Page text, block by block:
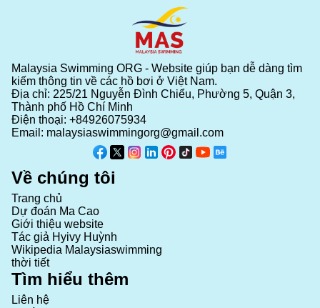
Malaysia Swimming ORG - Website giúp bạn dễ dàng tìm
kiếm thông tin về các hồ bơi ở Việt Nam.
Địa chỉ: 225/21 Nguyễn Đình Chiểu, Phường 5, Quận 3,
Thành phố Hồ Chí Minh
Điện thoại: +84926075934
Email: malaysiaswimmingorg@gmail.com
Về chúng tôi
Trang chủ
Dự đoán Ma Cao
Giới thiệu website
Tác giả Hyivy Huỳnh
Wikipedia Malaysiaswimming
thời tiết
Tìm hiểu thêm
Liên hệ